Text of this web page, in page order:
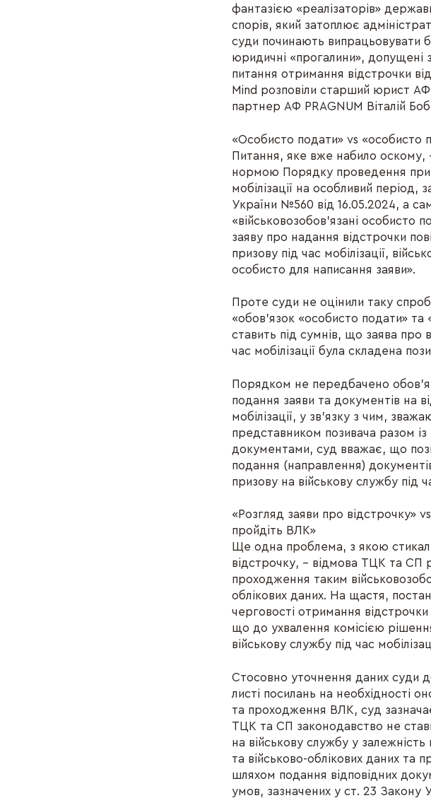
фантазією «реалізаторів»
спорів, який затоплює
суди починають випрацьовувати
юридичні «прогалини», допущені
питання отримання відстрочки
Mind розповіли старший юрист
партнер АФ PRAGNUM Віталій
«Особисто подати» vs «особисто
Питання, яке вже набило оскому,
нормою Порядку проведення
мобілізації на особливий
України №560 від 16.05.2024, а
«військовозобов’язані
заяву про надання відстрочки
призову під час мобілізації,
особисто для написання заяви».
Проте суди не оцінили таку
«обов'язок «особисто подати»
ставить під сумнів, що заява про
час мобілізації була складена
Порядком не передбачено
подання заяви та документів на
мобілізації, у зв'язку з чим,
представником позивача разом
документами, суд вважає, що
подання (направлення)
призову на військову службу під
«Розгляд заяви про відстрочку»
пройдіть ВЛК»
Ще одна проблема, з якою
відстрочку, – відмова ТЦК та СП
проходження таким
облікових даних. На щастя,
черговості отримання
що до ухвалення комісією
військову службу під час
Стосовно уточнення даних суди
листі посилань на необхідності
та проходження ВЛК, суд
ТЦК та СП законодавство не
на військову службу у
та військово-облікових даних та
шляхом подання відповідних
умов, зазначених у ст. 23 Закону